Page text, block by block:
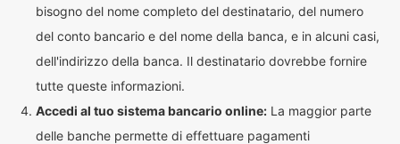
bisogno del nome completo del destinatario, del numero
del conto bancario e del nome della banca, e in alcuni casi,
dell'indirizzo della banca. Il destinatario dovrebbe fornire
tutte queste informazioni.
Accedi al tuo sistema bancario online: La maggior parte
delle banche permette di effettuare pagamenti